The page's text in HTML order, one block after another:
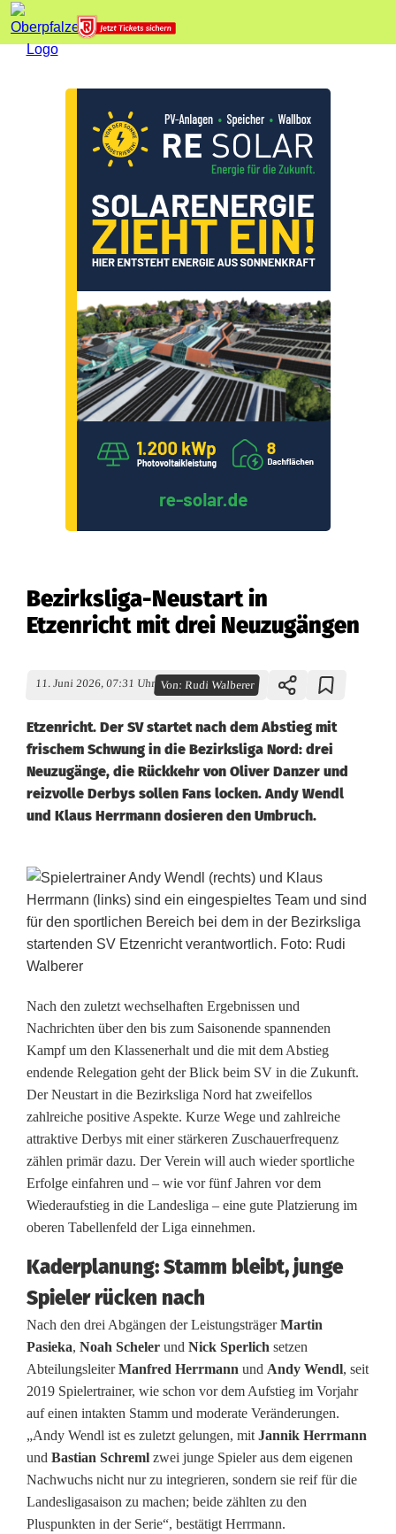
Bezirksliga-Neustart in
Etzenricht mit drei Neuzugängen
11. Juni 2026, 07:31 Uhr Von:Rudi Walberer
Etzenricht. Der SV startet nach dem Abstieg mit
frischem Schwung in die Bezirksliga Nord: drei
Neuzugänge, die Rückkehr von Oliver Danzer und
reizvolle Derbys sollen Fans locken. Andy Wendl
und Klaus Herrmann dosieren den Umbruch.
B
e
z
r
k
s
l
i
g
a
N
e
u
s
t
a
r
t
Nach den zuletzt wechselhaften Ergebnissen und
Nachrichten über den bis zum Saisonende spannenden
Kampf um den Klassenerhalt und die mit dem Abstieg
endende Relegation geht der Blick beim SV in die Zukunft.
Der Neustart in die Bezirksliga Nord hat zweifellos
zahlreiche positive Aspekte. Kurze Wege und zahlreiche
attraktive Derbys mit einer stärkeren Zuschauerfrequenz
zählen primär dazu. Der Verein will auch wieder sportliche
Erfolge einfahren und – wie vor fünf Jahren vor dem
Wiederaufstieg in die Landesliga – eine gute Platzierung im
oberen Tabellenfeld der Liga einnehmen.
Kaderplanung: Stamm bleibt, junge
Spieler rücken nach
Nach den drei Abgängen der LeistungsträgerMartin
Pasieka, Noah Scheler und Nick Sperlich setzen
AbteilungsleiterManfred Herrmann und Andy Wendl, seit
2019 Spielertrainer, wie schon vor dem Aufstieg im Vorjahr
auf einen intakten Stamm und moderate Veränderungen.
„Andy Wendl ist es zuletzt gelungen, mit Jannik Herrmann
und Bastian Schreml zwei junge Spieler aus dem eigenen
Nachwuchs nicht nur zu integrieren, sondern sie reif für die
Landesligasaison zu machen; beide zählten zu den
Pluspunkten in der Serie“, bestätigt Herrmann.